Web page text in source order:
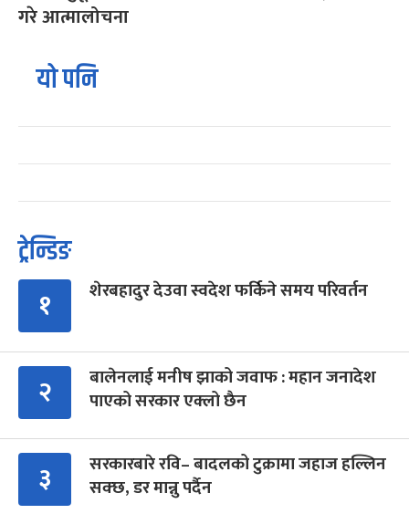
गरे आत्मालोचना
यो पनि
ट्रेन्डिङ
१ शेरबहादुर देउवा स्वदेश फर्किने समय परिवर्तन
२
बालेनलाई मनीष झाको जवाफ : महान जनादेश
पाएको सरकार एक्लो छैन
३
सरकारबारे रवि– बादलको टुक्रामा जहाज हल्लिन
सक्छ, डर मान्नु पर्दैन